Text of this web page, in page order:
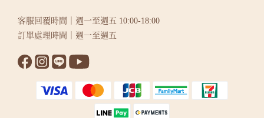
客服回覆時間｜週一至週五 10:00-18:00
訂單處理時間｜週一至週五